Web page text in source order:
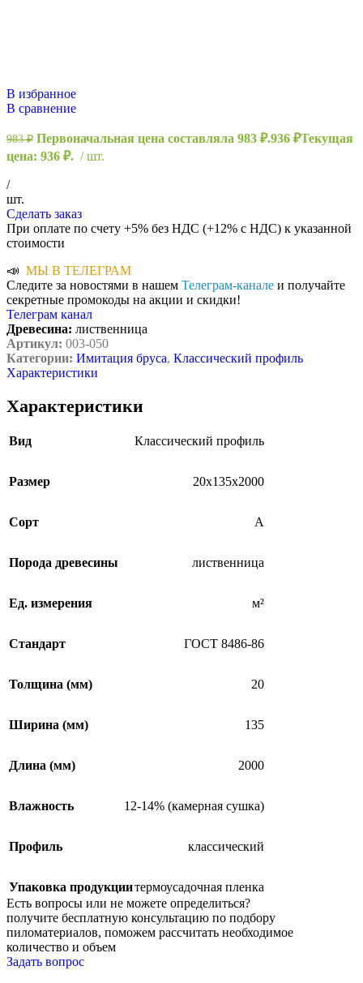
В избранное
В сравнение
983₽ Первоначальная цена составляла 983 ₽.936 ₽Текущая
цена: 936 ₽.
шт.
/
шт.
Сделать заказ
При оплате по счету +5% без НДС (+12% с НДС) к указанной
стоимости
📣 МЫ В ТЕЛЕГРАМ
Следите за новостями в нашем Телеграм-канале и получайте
секретные промокоды на акции и скидки!
Телеграм канал
Древесина: лиственница
Артикул: 003-050
Категории: Имитация бруса, Классический профиль
Характеристики
Характеристики
Вид Классический профиль
Размер 20х135х2000
Сорт А
Порода древесины лиственница
Ед. измерения м²
Стандарт ГОСТ 8486-86
Толщина (мм) 20
Ширина (мм) 135
Длина (мм) 2000
Влажность 12-14% (камерная сушка)
Профиль классический
Упаковка продукциитермоусадочная пленка
Есть вопросы или не можете определиться?
получите бесплатную консультацию по подбору
пиломатериалов, поможем рассчитать необходимое
количество и объем
Задать вопрос